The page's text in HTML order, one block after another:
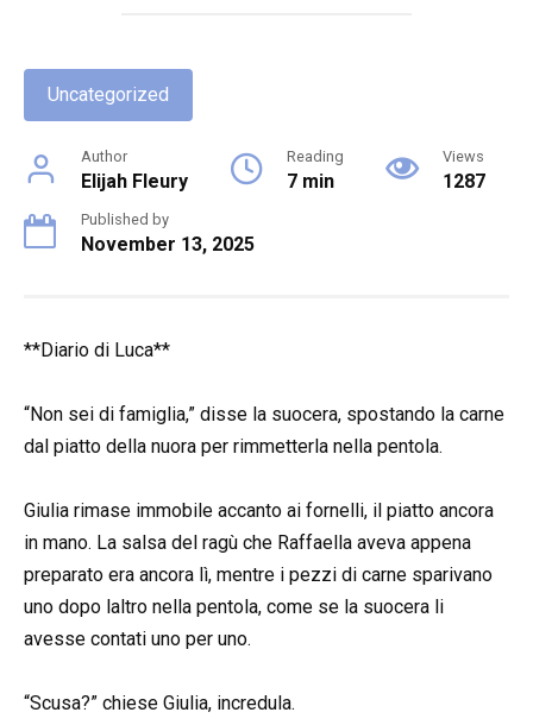
Uncategorized
Author
Elijah Fleury
Reading
7 min
Views
1287
Published by
November 13, 2025
**Diario di Luca**
“Non sei di famiglia,” disse la suocera, spostando la carne
dal piatto della nuora per rimmetterla nella pentola.
Giulia rimase immobile accanto ai fornelli, il piatto ancora
in mano. La salsa del ragù che Raffaella aveva appena
preparato era ancora lì, mentre i pezzi di carne sparivano
uno dopo laltro nella pentola, come se la suocera li
avesse contati uno per uno.
“Scusa?” chiese Giulia, incredula.